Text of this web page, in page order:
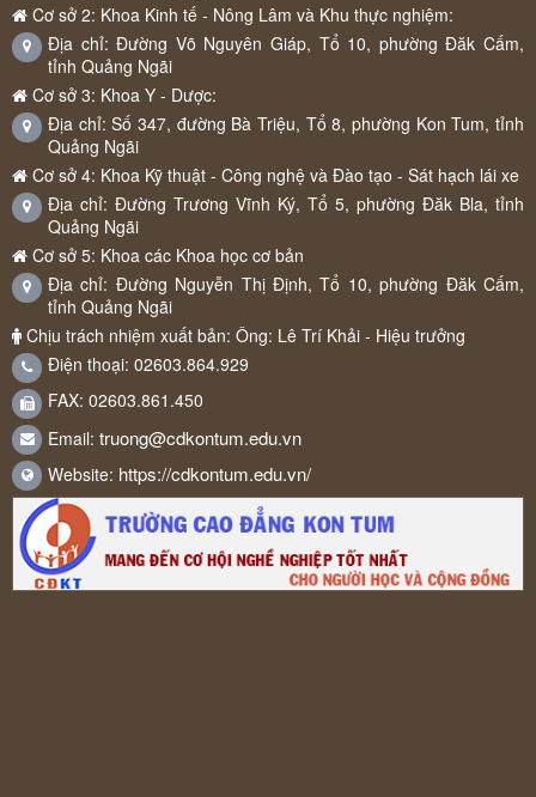
Cơ sở 2: Khoa Kinh tế - Nông Lâm và Khu thực nghiệm:
Địa chỉ: Đường Võ Nguyên Giáp, Tổ 10, phường Đăk Cấm,
tỉnh Quảng Ngãi
Cơ sở 3: Khoa Y - Dược:
Địa chỉ: Số 347, đường Bà Triệu, Tổ 8, phường Kon Tum, tỉnh
Quảng Ngãi
Cơ sở 4: Khoa Kỹ thuật - Công nghệ và Đào tạo - Sát hạch lái xe
Địa chỉ: Đường Trương Vĩnh Ký, Tổ 5, phường Đăk Bla, tỉnh
Quảng Ngãi
Cơ sở 5: Khoa các Khoa học cơ bản
Địa chỉ: Đường Nguyễn Thị Định, Tổ 10, phường Đăk Cấm,
tỉnh Quảng Ngãi
Chịu trách nhiệm xuất bản: Ông: Lê Trí Khải - Hiệu trưởng
Điện thoại: 02603.864.929
FAX: 02603.861.450
Email: truong@cdkontum.edu.vn
Website: https://cdkontum.edu.vn/